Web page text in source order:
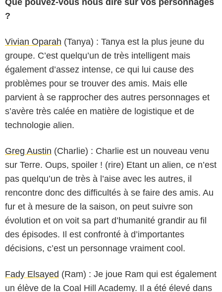
?
Vivian Oparah (Tanya) : Tanya est la plus jeune du
groupe. C’est quelqu’un de très intelligent mais
également d’assez intense, ce qui lui cause des
problèmes pour se trouver des amis. Mais elle
parvient à se rapprocher des autres personnages et
s’avère très calée en matière de logistique et de
technologie alien.
Greg Austin (Charlie) : Charlie est un nouveau venu
sur Terre. Oups, spoiler ! (rire) Etant un alien, ce n’est
pas quelqu’un de très à l’aise avec les autres, il
rencontre donc des difficultés à se faire des amis. Au
fur et à mesure de la saison, on peut suivre son
évolution et on voit sa part d’humanité grandir au fil
des épisodes. Il est confronté à d’importantes
décisions, c’est un personnage vraiment cool.
Fady Elsayed (Ram) : Je joue Ram qui est également
un élève de la Coal Hill Academy. Il a été élevé dans